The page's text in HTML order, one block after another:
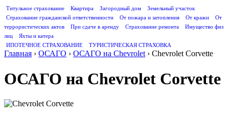
Титульное страхование
Квартира Загородный дом
Земельный участок
Страхование гражданской ответственности
От пожара и затопления От кражи
От
террористических актов
При сдаче в аренду Страхование ремонта
Имущество физ
лиц
Яхты и катера
ИПОТЕЧНОЕ СТРАХОВАНИЕ
ТУРИСТИЧЕСКАЯ СТРАХОВКА
Главная › ОСАГО › ОСАГО на Chevrolet › Chevrolet Corvette
ОСАГО на Chevrolet Corvette